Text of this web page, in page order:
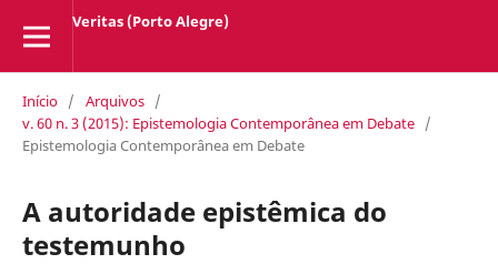
Veritas (Porto Alegre)
Início / Arquivos /
v. 60 n. 3 (2015): Epistemologia Contemporânea em Debate /
Epistemologia Contemporânea em Debate
A autoridade epistêmica do
testemunho